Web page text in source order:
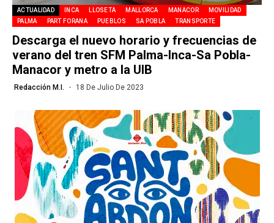
ACTUALIDAD INCA LLOSETA MALLORCA MANACOR
MOVILIDAD
PALMA
PART FORANA PUEBLOS SA POBLA TRANSPORTE
Descarga el nuevo horario y frecuencias de
verano del tren SFM Palma-Inca-Sa Pobla-
Manacor y metro a la UIB
Redacción M.I. 18 De Julio De 2023